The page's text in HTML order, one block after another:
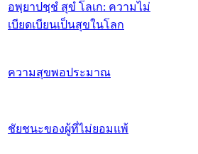
อพฺยาปชฺชํ สุขํ โลเก: ความไม่
เบียดเบียนเป็นสุขในโลก
ความสุขพอประมาณ
ชัยชนะของผู้ที่ไม่ยอมแพ้